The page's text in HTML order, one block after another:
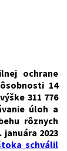
ochrane
14
311 776
úloh a
rôznych
2023
schválil